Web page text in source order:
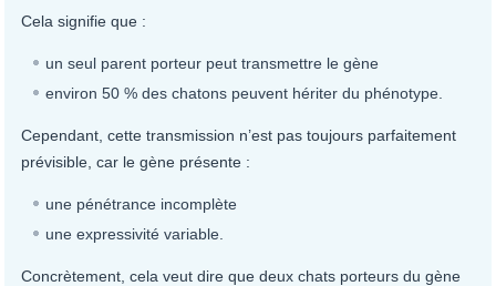
Cela signifie que :
un seul parent porteur peut transmettre le gène
environ 50 % des chatons peuvent hériter du phénotype.
Cependant, cette transmission n’est pas toujours parfaitement
prévisible, car le gène présente :
une pénétrance incomplète
une expressivité variable.
Concrètement, cela veut dire que deux chats porteurs du gène